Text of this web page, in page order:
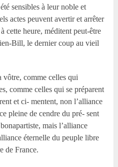
sensibles à leur noble et
actes peuvent avertir et arrêter
cette heure, méditent peut-être
Bill, le dernier coup au vieil
vôtre, comme celles qui
comme celles qui se préparent
et ci- mentent, non l’alliance
pleine de cendre du pré- sent
mais l’alliance
éternelle du peuple libre
de France.